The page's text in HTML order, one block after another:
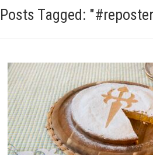
Posts Tagged: